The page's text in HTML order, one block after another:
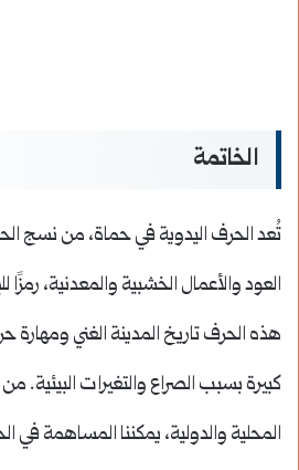
الخاتمة
تُعد الحرف اليدوية في حماة، من نسج
العود والأعمال الخشبية والمعدنية،
هذه الحرف تاريخ المدينة الغني ومهارة
كبيرة بسبب الصراع والتغيرات البيئية.
المحلية والدولية، يمكننا المساهمة في